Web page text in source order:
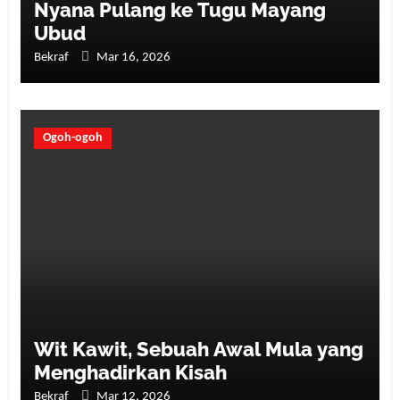
Nyana Pulang ke Tugu Mayang
Ubud
Bekraf Mar 16, 2026
Ogoh-ogoh
Wit Kawit, Sebuah Awal Mula yang
Menghadirkan Kisah
Bekraf Mar 12, 2026